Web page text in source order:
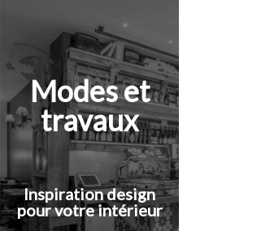
Modes et
travaux
Inspiration design
pour votre intérieur